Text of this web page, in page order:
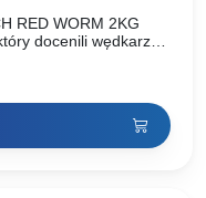
RED WORM 2KG
docenili wędkarze.